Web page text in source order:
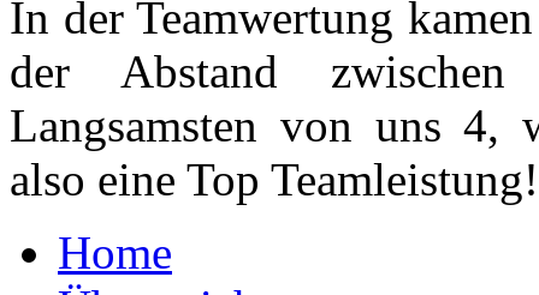
In der Teamwertung
der Abstand
Langsamsten von uns 4,
also eine Top
Home